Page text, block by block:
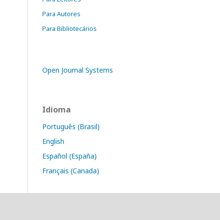
Para Autores
Para Bibliotecários
Open Journal Systems
Idioma
Português (Brasil)
English
Español (España)
Français (Canada)